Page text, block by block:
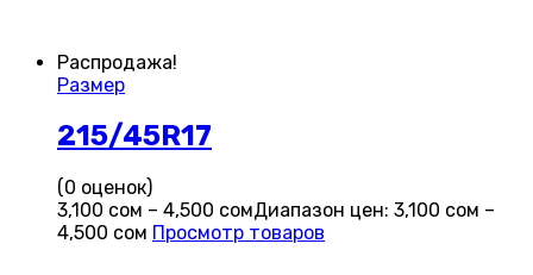
Распродажа!
Размер
215/45R17
(0 оценок)
3,100 сом – 4,500 сомДиапазон цен: 3,100 сом –
4,500 сом Просмотр товаров